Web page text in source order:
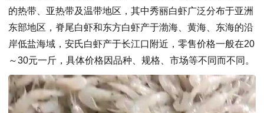
的热带、亚热带及温带地区，其中秀丽白虾广泛分布于亚洲
东部地区，脊尾白虾和东方白虾产于渤海、黄海、东海的沿
岸低盐海域，安氏白虾产于长江口附近，零售价格一般在20
～30元一斤，具体价格因品种、规格、市场等不同而不同。